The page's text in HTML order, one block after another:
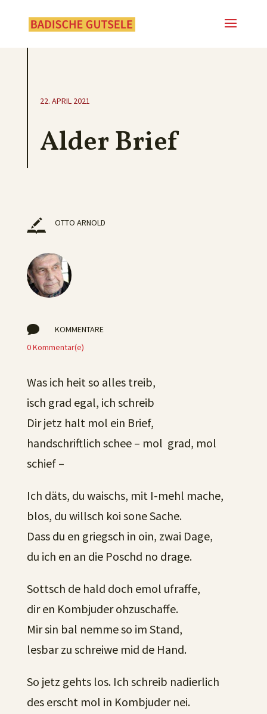
22. APRIL 2021
Alder Brief
OTTO ARNOLD

KOMMENTARE
0 Kommentar(e)
Was ich heit so alles treib,
isch grad egal, ich schreib
Dir jetz halt mol ein Brief,
handschriftlich schee – mol grad, mol
schief –
Ich däts, du waischs, mit I-mehl mache,
blos, du willsch koi sone Sache.
Dass du en griegsch in oin, zwai Dage,
du ich en an die Poschd no drage.
Sottsch de hald doch emol ufraffe,
dir en Kombjuder ohzuschaffe.
Mir sin bal nemme so im Stand,
lesbar zu schreiwe mid de Hand.
So jetz gehts los. Ich schreib nadierlich
des erscht mol in Kombjuder nei.